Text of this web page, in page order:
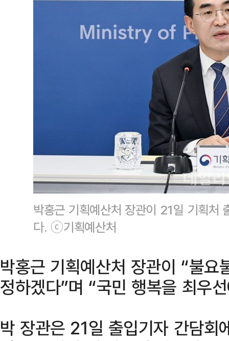
박홍근 기획예산처 장관이 21일 기획처
다. ⓒ기획예산처
박홍근 기획예산처 장관이 “불
정하겠다”며 “국민 행복을 최우
박 장관은 21일 출입기자 간담회